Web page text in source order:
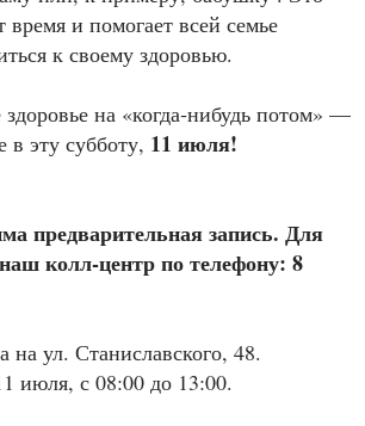
время и помогает всей семье
к своему здоровью.
на «когда‑нибудь потом» —
в эту субботу, 11 июля!
предварительная запись. Для
колл-центр по телефону: 8
на ул. Станиславского, 48.
июля, с 08:00 до 13:00.